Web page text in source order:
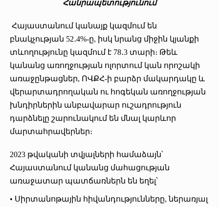
Հանրապետությունում
Հայաստանում կանայք կազմում են
բնակչության 52․4%-ը, իսկ նրանց միջին կյանքի
տևողությունը կազմում է 78․3 տարի։ Թեև
կանանց առողջության ոլորտում կան որոշակի
առաջընթացներ, ՈՎՔՀ-ի բարձր մակարդակը և
վերարտադրողական ու հոգեկան առողջության
խնդիրներին անբավարար ուշադրություն
դարձնելը շարունակում են մնալ կարևոր
մարտահրավերներ։
2023 թվականի տվյալների համաձայն՝
Հայաստանում կանանց մահացության
առաջատար պատճառներն են եղել՝
• Սիրտանոթային հիվանդությունները, ներառյալ